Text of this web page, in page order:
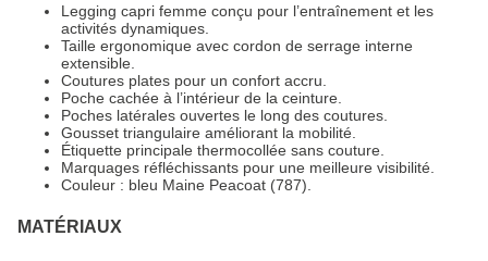
Legging capri femme conçu pour l’entraînement et les
activités dynamiques.
Taille ergonomique avec cordon de serrage interne
extensible.
Coutures plates pour un confort accru.
Poche cachée à l’intérieur de la ceinture.
Poches latérales ouvertes le long des coutures.
Gousset triangulaire améliorant la mobilité.
Étiquette principale thermocollée sans couture.
Marquages réfléchissants pour une meilleure visibilité.
Couleur : bleu Maine Peacoat (787).
MATÉRIAUX